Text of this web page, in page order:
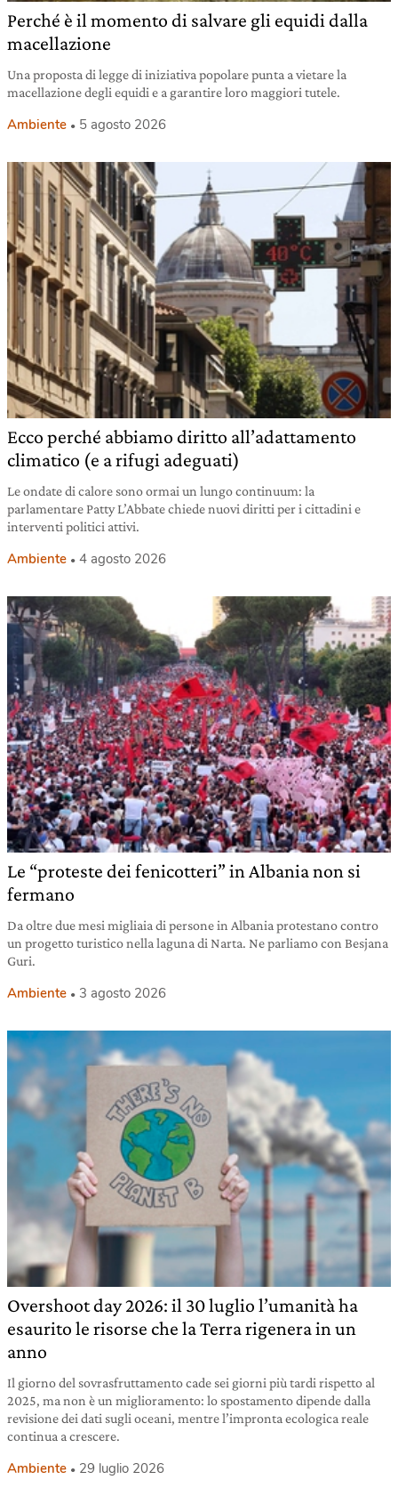
Perché è il momento di salvare gli equidi dalla
macellazione
Una proposta di legge di iniziativa popolare punta a vietare la
macellazione degli equidi e a garantire loro maggiori tutele.
Ambiente 5 agosto 2026
Ecco perché abbiamo diritto all’adattamento
climatico (e a rifugi adeguati)
Le ondate di calore sono ormai un lungo continuum: la
parlamentare Patty L’Abbate chiede nuovi diritti per i cittadini e
interventi politici attivi.
Ambiente 4 agosto 2026
Le “proteste dei fenicotteri” in Albania non si
fermano
Da oltre due mesi migliaia di persone in Albania protestano contro
un progetto turistico nella laguna di Narta. Ne parliamo con Besjana
Guri.
Ambiente 3 agosto 2026
Overshoot day 2026: il 30 luglio l’umanità ha
esaurito le risorse che la Terra rigenera in un
anno
Il giorno del sovrasfruttamento cade sei giorni più tardi rispetto al
2025, ma non è un miglioramento: lo spostamento dipende dalla
revisione dei dati sugli oceani, mentre l’impronta ecologica reale
continua a crescere.
Ambiente 29 luglio 2026